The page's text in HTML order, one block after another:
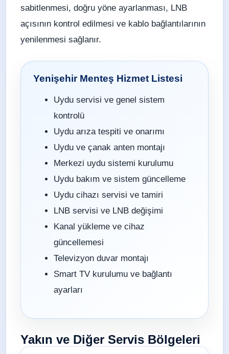
sabitlenmesi, doğru yöne ayarlanması, LNB
açısının kontrol edilmesi ve kablo bağlantılarının
yenilenmesi sağlanır.
Yenişehir Menteş Hizmet Listesi
Uydu servisi ve genel sistem
kontrolü
Uydu arıza tespiti ve onarımı
Uydu ve çanak anten montajı
Merkezi uydu sistemi kurulumu
Uydu bakım ve sistem güncelleme
Uydu cihazı servisi ve tamiri
LNB servisi ve LNB değişimi
Kanal yükleme ve cihaz
güncellemesi
Televizyon duvar montajı
Smart TV kurulumu ve bağlantı
ayarları
Yakın ve Diğer Servis Bölgeleri